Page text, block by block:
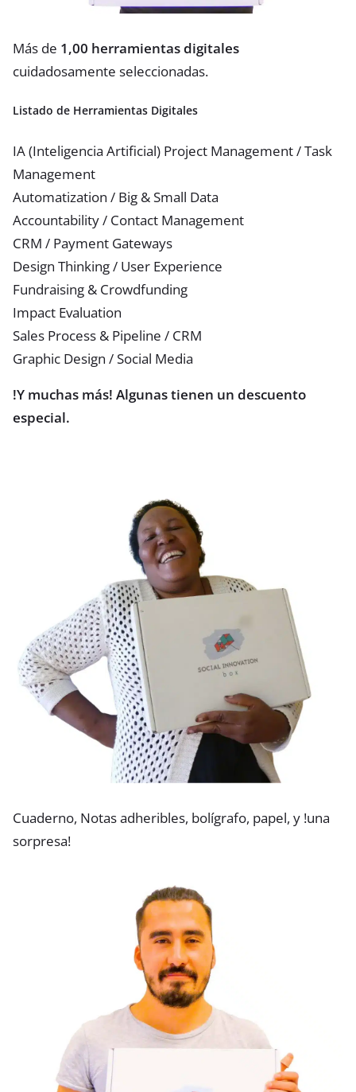
Más de 1,00 herramientas digitales
cuidadosamente seleccionadas.
Listado de Herramientas Digitales
IA (Inteligencia Artificial) Project Management / Task
Management
Automatization / Big & Small Data
Accountability / Contact Management
CRM / Payment Gateways
Design Thinking / User Experience
Fundraising & Crowdfunding
Impact Evaluation
Sales Process & Pipeline / CRM
Graphic Design / Social Media
!Y muchas más! Algunas tienen un descuento
especial.
Cuaderno, Notas adheribles, bolígrafo, papel, y !una
sorpresa!